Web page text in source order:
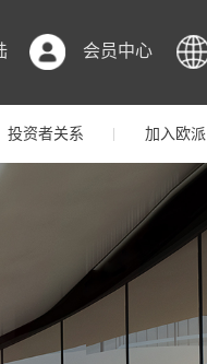
会员中心
投资者关系 加入欧派